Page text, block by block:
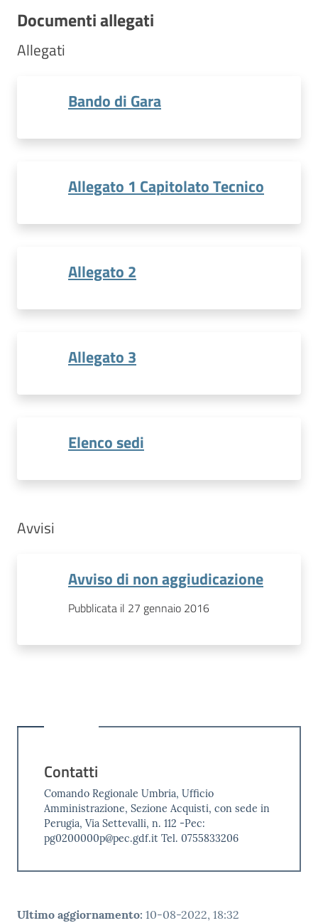
Documenti allegati
Allegati
Bando di Gara
Allegato 1 Capitolato Tecnico
Allegato 2
Allegato 3
Elenco sedi
Avvisi
Avviso di non aggiudicazione
Pubblicata il 27 gennaio 2016
Contatti
Comando Regionale Umbria, Ufficio
Amministrazione, Sezione Acquisti, con sede in
Perugia, Via Settevalli, n. 112 -Pec:
pg0200000p@pec.gdf.it Tel. 0755833206
Ultimo aggiornamento: 10-08-2022, 18:32